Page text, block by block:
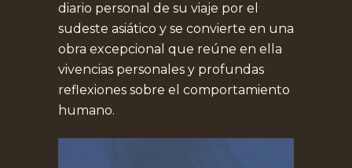
diario personal de su viaje por el
sudeste asiático y se convierte en una
obra excepcional que reúne en ella
vivencias personales y profundas
reflexiones sobre el comportamiento
humano.